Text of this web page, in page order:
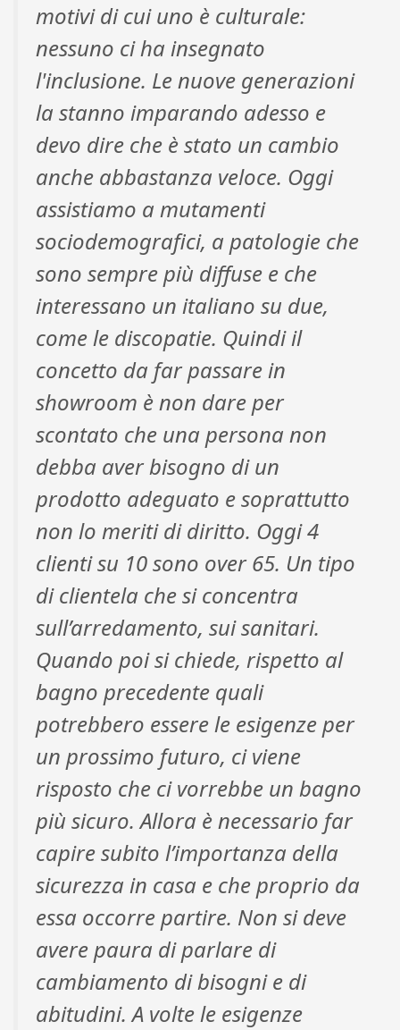
motivi di cui uno è culturale:
nessuno ci ha insegnato
l'inclusione. Le nuove generazioni
la stanno imparando adesso e
devo dire che è stato un cambio
anche abbastanza veloce. Oggi
assistiamo a mutamenti
sociodemografici, a patologie che
sono sempre più diffuse e che
interessano un italiano su due,
come le discopatie. Quindi il
concetto da far passare in
showroom è non dare per
scontato che una persona non
debba aver bisogno di un
prodotto adeguato e soprattutto
non lo meriti di diritto. Oggi 4
clienti su 10 sono over 65. Un tipo
di clientela che si concentra
sull’arredamento, sui sanitari.
Quando poi si chiede, rispetto al
bagno precedente quali
potrebbero essere le esigenze per
un prossimo futuro, ci viene
risposto che ci vorrebbe un bagno
più sicuro. Allora è necessario far
capire subito l’importanza della
sicurezza in casa e che proprio da
essa occorre partire. Non si deve
avere paura di parlare di
cambiamento di bisogni e di
abitudini. A volte le esigenze